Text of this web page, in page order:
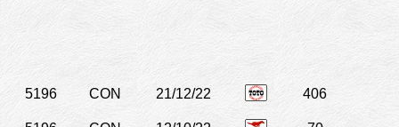
5196 CON 21/12/22 406